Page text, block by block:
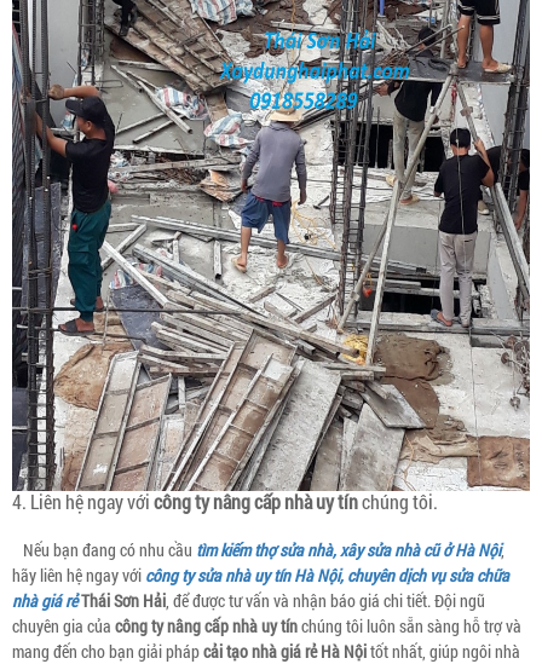
4. Liên hệ ngay vớicông ty nâng cấp nhà uy tínchúng tôi.
Nếu bạn đang có nhu cầu tìm kiếm thợ sửa nhà, xây sửa nhà cũ ở Hà Nội,
hãy liên hệ ngay với công ty sửa nhà uy tín Hà Nội, chuyên dịch vụ sửa chữa
nhà giá rẻThái Sơn Hải, để được tư vấn và nhận báo giá chi tiết. Đội ngũ
chuyên gia của công ty nâng cấp nhà uy tínchúng tôi luôn sẵn sàng hỗ trợ và
mang đến cho bạn giải phápcải tạo nhà giá rẻ Hà Nộitốt nhất, giúp ngôi nhà